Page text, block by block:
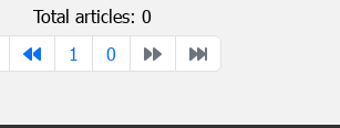
Total articles: 0
1
0